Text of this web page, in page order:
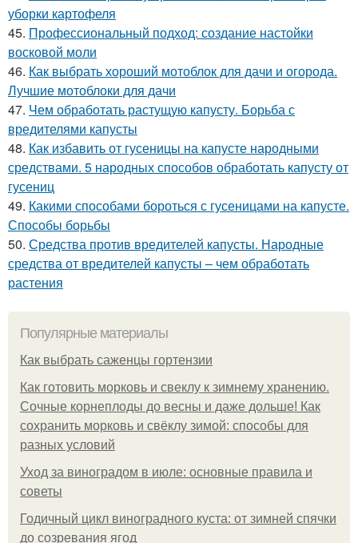
уборки картофеля
45. Профессиональный подход: создание настойки
восковой моли
46. Как выбрать хороший мотоблок для дачи и огорода.
Лучшие мотоблоки для дачи
47. Чем обработать растущую капусту. Борьба с
вредителями капусты
48. Как избавить от гусеницы на капусте народными
средствами. 5 народных способов обработать капусту от
гусениц
49. Какими способами бороться с гусеницами на капусте.
Способы борьбы
50. Средства против вредителей капусты. Народные
средства от вредителей капусты – чем обработать
растения
Популярные материалы
Как выбрать саженцы гортензии
Как готовить морковь и свеклу к зимнему хранению.
Сочные корнеплоды до весны и даже дольше! Как
сохранить морковь и свёклу зимой: способы для
разных условий
Уход за виноградом в июле: основные правила и
советы
Годичный цикл виноградного куста: от зимней спячки
до созревания ягод